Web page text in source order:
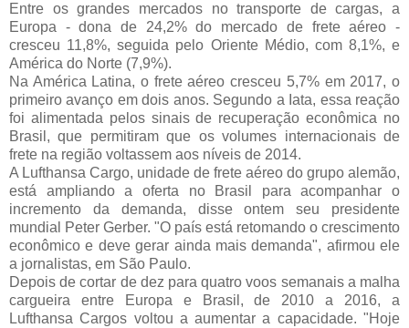
Entre os grandes mercados no transporte de cargas, a
Europa - dona de 24,2% do mercado de frete aéreo -
cresceu 11,8%, seguida pelo Oriente Médio, com 8,1%, e
América do Norte (7,9%).
Na América Latina, o frete aéreo cresceu 5,7% em 2017, o
primeiro avanço em dois anos. Segundo a Iata, essa reação
foi alimentada pelos sinais de recuperação econômica no
Brasil, que permitiram que os volumes internacionais de
frete na região voltassem aos níveis de 2014.
A Lufthansa Cargo, unidade de frete aéreo do grupo alemão,
está ampliando a oferta no Brasil para acompanhar o
incremento da demanda, disse ontem seu presidente
mundial Peter Gerber. "O país está retomando o crescimento
econômico e deve gerar ainda mais demanda", afirmou ele
a jornalistas, em São Paulo.
Depois de cortar de dez para quatro voos semanais a malha
cargueira entre Europa e Brasil, de 2010 a 2016, a
Lufthansa Cargos voltou a aumentar a capacidade. "Hoje